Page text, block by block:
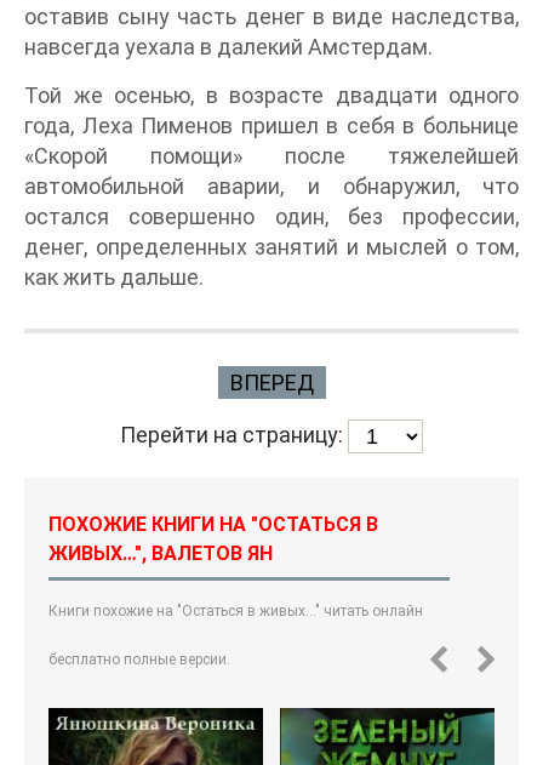
оставив сыну часть денег в виде наследства,
навсегда уехала в далекий Амстердам.
Той же осенью, в возрасте двадцати одного
года, Леха Пименов пришел в себя в больнице
«Скорой помощи» после тяжелейшей
автомобильной аварии, и обнаружил, что
остался совершенно один, без профессии,
денег, определенных занятий и мыслей о том,
как жить дальше.
ВПЕРЕД
Перейти на страницу:
ПОХОЖИЕ КНИГИ НА "ОСТАТЬСЯ В
ЖИВЫХ…", ВАЛЕТОВ ЯН
Книги похожие на "Остаться в живых…" читать онлайн
бесплатно полные версии.